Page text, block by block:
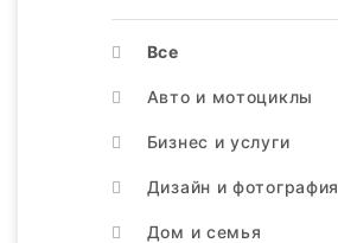
Все
Авто и мотоциклы
Бизнес и услуги
Дизайн и фотография
Дом и семья